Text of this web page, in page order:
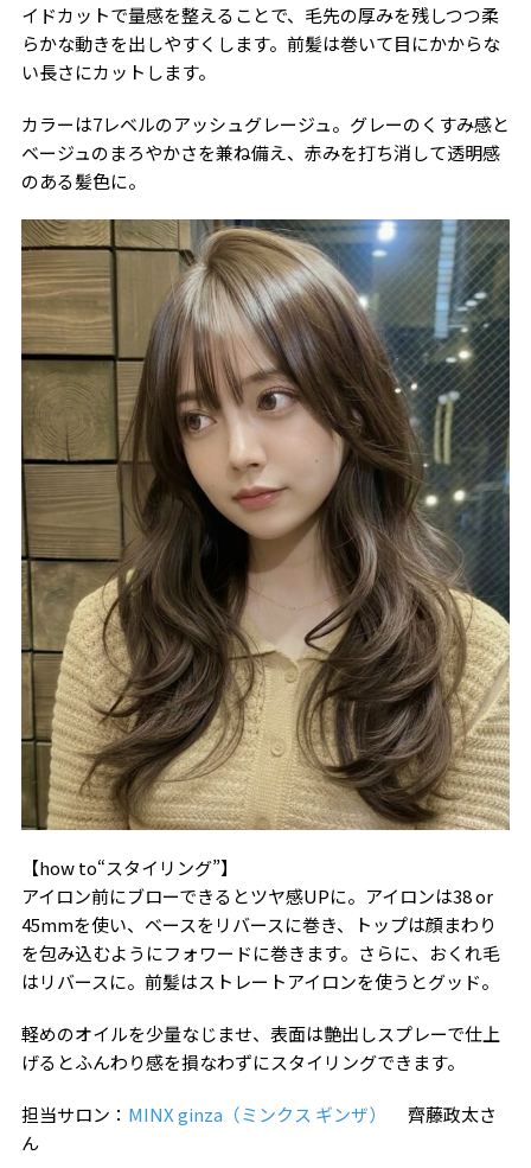
イドカットで量感を整えることで、毛先の厚みを残しつつ柔
らかな動きを出しやすくします。前髪は巻いて目にかからな
い長さにカットします。
カラーは7レベルのアッシュグレージュ。グレーのくすみ感と
ベージュのまろやかさを兼ね備え、赤みを打ち消して透明感
のある髪色に。
【how to“スタイリング”】
アイロン前にブローできるとツヤ感UPに。アイロンは38 or
45mmを使い、ベースをリバースに巻き、トップは顔まわり
を包み込むようにフォワードに巻きます。さらに、おくれ毛
はリバースに。前髪はストレートアイロンを使うとグッド。
軽めのオイルを少量なじませ、表面は艶出しスプレーで仕上
げるとふんわり感を損なわずにスタイリングできます。
担当サロン： MINX ginza（ミンクス ギンザ）
齊藤政太さ
ん